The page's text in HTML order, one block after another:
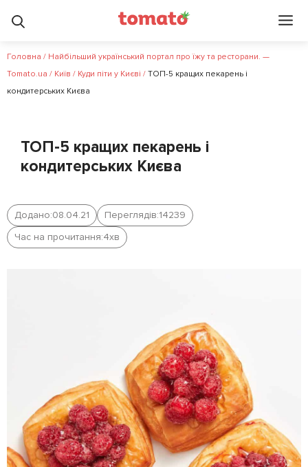
Головна / Найбільший український портал про їжу та ресторани. —
Tomato.ua / Київ / Куди піти у Києві / ТОП-5 кращих пекарень і
кондитерських Києва
ТОП-5 кращих пекарень і
кондитерських Києва
Додано:08.04.21 Переглядів:14239
Час на прочитання:4хв